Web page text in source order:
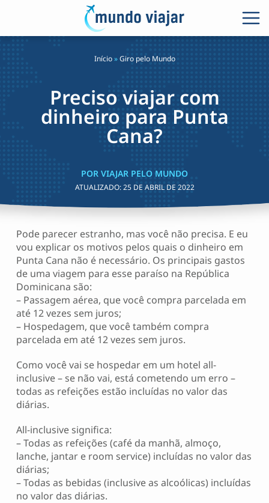
Início»Giro pelo Mundo
Preciso viajar com
dinheiro para Punta
Cana?
POR VIAJAR PELO MUNDO
ATUALIZADO:25 DE ABRIL DE 2022
Pode parecer estranho, mas você não precisa. E eu
vou explicar os motivos pelos quais o dinheiro em
Punta Cana não é necessário. Os principais gastos
de uma viagem para esse paraíso na República
Dominicana são:
– Passagem aérea, que você compra parcelada em
até 12 vezes sem juros;
– Hospedagem, que você também compra
parcelada em até 12 vezes sem juros.
Como você vai se hospedar em um hotel all-
inclusive – se não vai, está cometendo um erro –
todas as refeições estão incluídas no valor das
diárias.
All-inclusive significa:
– Todas as refeições (café da manhã, almoço,
lanche, jantar e room service) incluídas no valor das
diárias;
– Todas as bebidas (inclusive as alcoólicas) incluídas
no valor das diárias.